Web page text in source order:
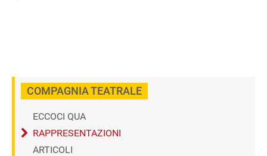
COMPAGNIA TEATRALE
ECCOCI QUA
RAPPRESENTAZIONI
ARTICOLI